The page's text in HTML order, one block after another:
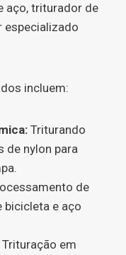
aço, triturador de
especializado
incluem:
Triturando
de nylon para
de
bicicleta e aço
Trituração em